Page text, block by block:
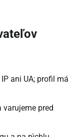
ani UA; profil má
varujeme pred